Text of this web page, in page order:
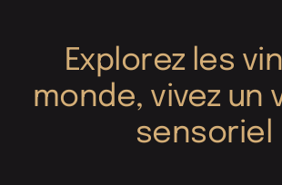
Explorez les
monde, vivez un
sensoriel